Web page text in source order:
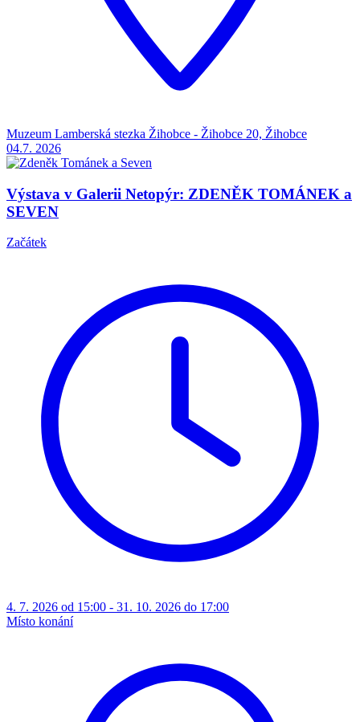
Muzeum Lamberská stezka Žihobce - Žihobce 20, Žihobce
04.7. 2026
Výstava v Galerii Netopýr: ZDENĚK TOMÁNEK a
SEVEN
Začátek
4. 7. 2026 od 15:00 - 31. 10. 2026 do 17:00
Místo konání